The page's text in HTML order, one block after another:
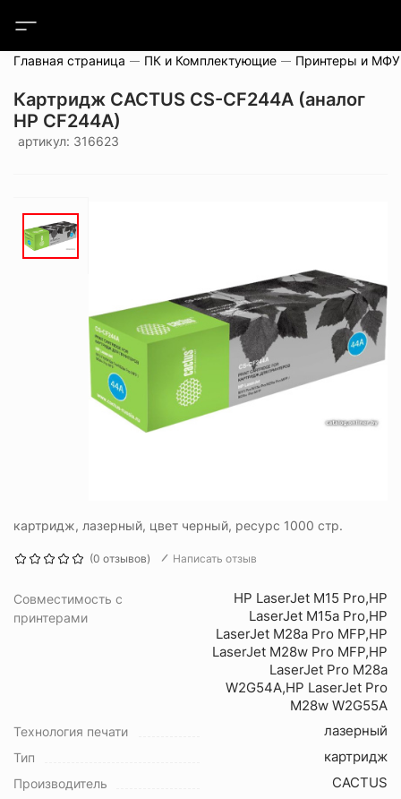
Главная страница ПК и Комплектующие Принтеры и МФУ
Картридж CACTUS CS-CF244A (аналог
HP CF244A)
артикул: 316623
картридж, лазерный, цвет черный, ресурс 1000 стр.
(0 отзывов) Написать отзыв
Совместимость с
принтерами
HP LaserJet M15 Pro,HP
LaserJet M15a Pro,HP
LaserJet M28a Pro MFP,HP
LaserJet M28w Pro MFP,HP
LaserJet Pro M28a
W2G54A,HP LaserJet Pro
M28w W2G55A
Технология печати лазерный
Тип картридж
Производитель CACTUS